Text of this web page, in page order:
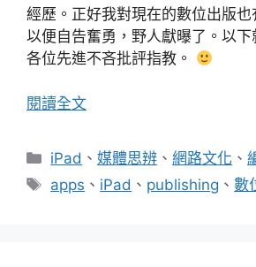
經歷。正好我對現在的數位出版
以便自告奮勇，野人獻曝了。以
各位先進不吝批評指教。
閱讀全文
分
iPad 、媒體思辨 、網路文化 、
標
apps 、 iPad 、 publishing 、數